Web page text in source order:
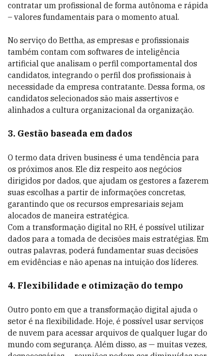
contratar um profissional de forma autônoma e rápida
– valores fundamentais para o momento atual.
No serviço do Bettha, as empresas e profissionais
também contam com softwares de inteligência
artificial que analisam o perfil comportamental dos
candidatos, integrando o perfil dos profissionais à
necessidade da empresa contratante. Dessa forma, os
candidatos selecionados são mais assertivos e
alinhados a cultura organizacional da organização.
3. Gestão baseada em dados
O termo data driven business é uma tendência para
os próximos anos. Ele diz respeito aos negócios
dirigidos por dados, que ajudam os gestores a fazerem
suas escolhas a partir de informações concretas,
garantindo que os recursos empresariais sejam
alocados de maneira estratégica.
Com a transformação digital no RH, é possível utilizar
dados para a tomada de decisões mais estratégias. Em
outras palavras, poderá fundamentar suas decisões
em evidências e não apenas na intuição dos líderes.
4. Flexibilidade e otimização do tempo
Outro ponto em que a transformação digital ajuda o
setor é na flexibilidade. Hoje, é possível usar serviços
de nuvem para acessar arquivos de qualquer lugar do
mundo com segurança. Além disso, as — muitas vezes,